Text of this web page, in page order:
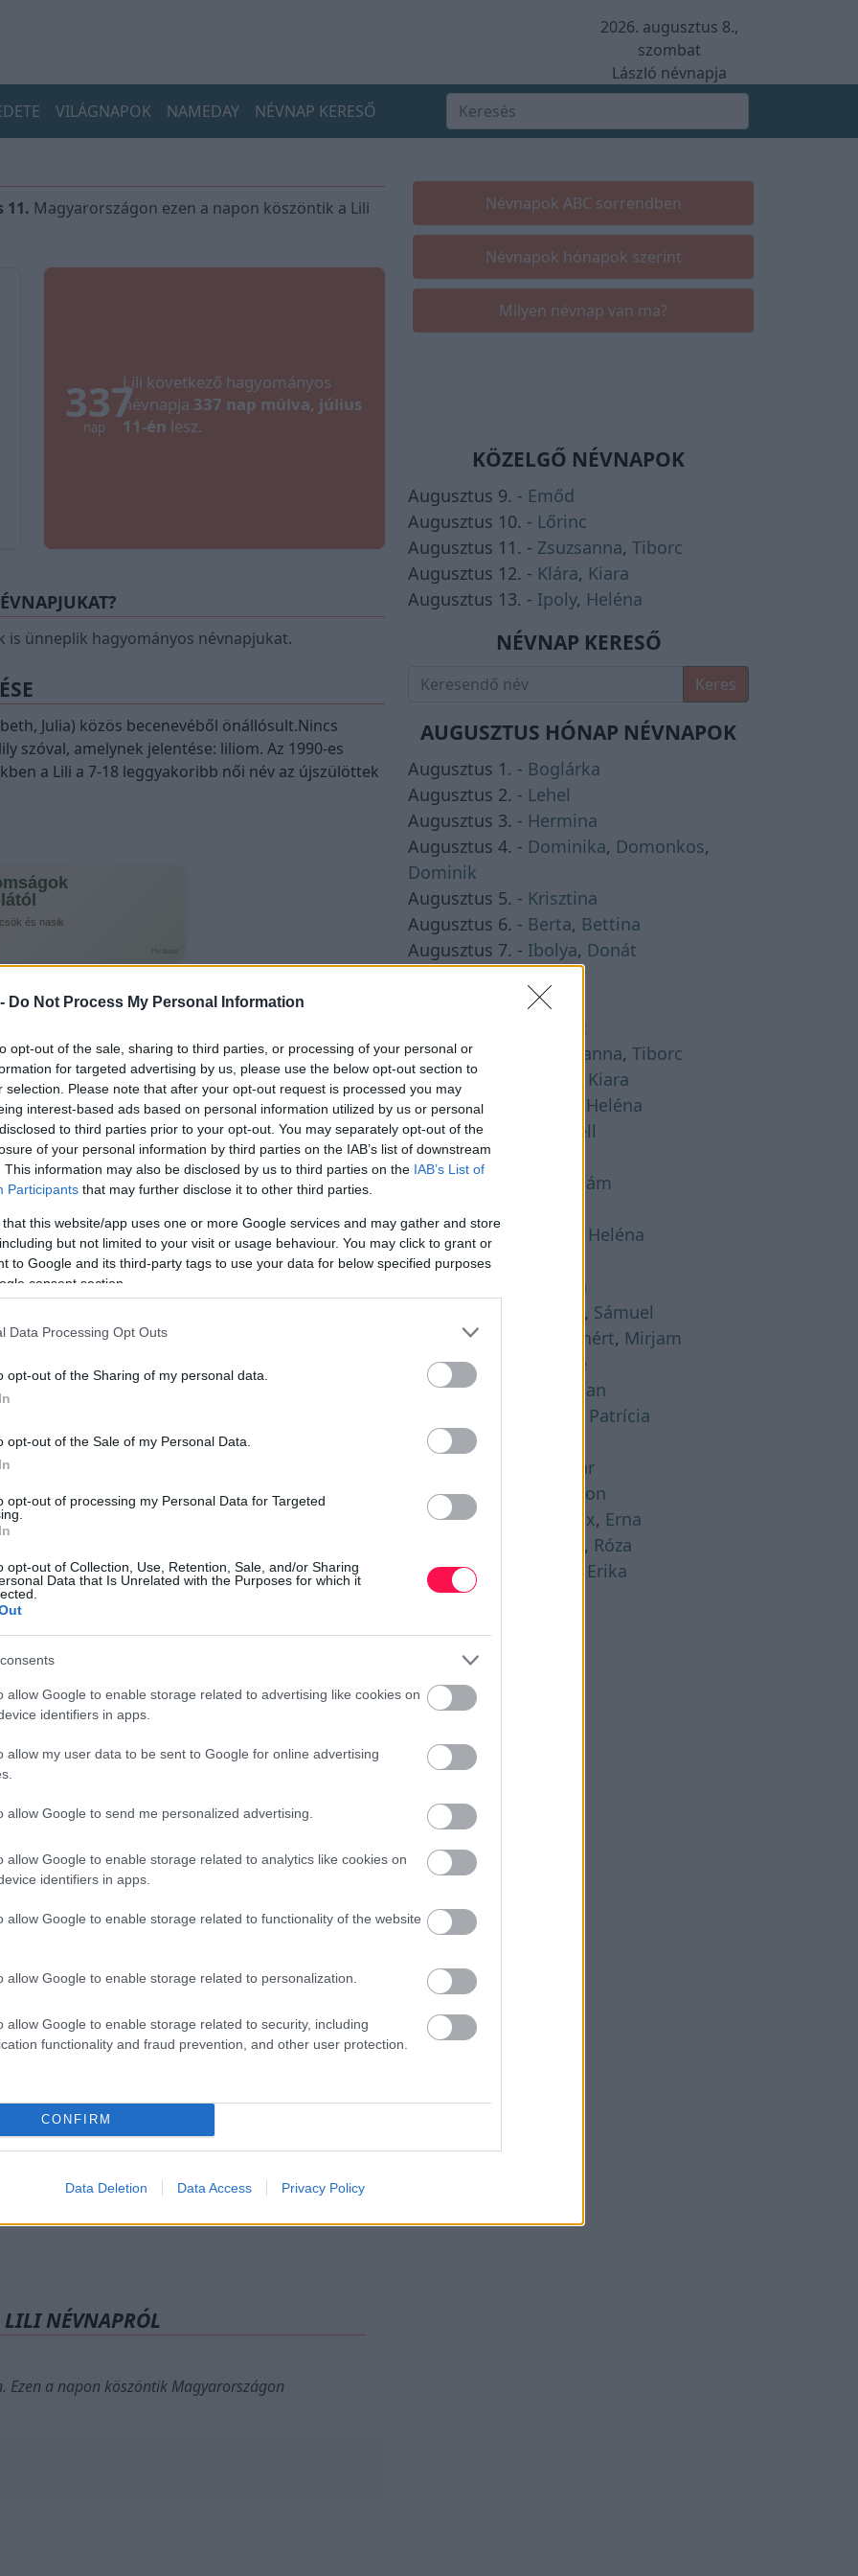
Do Not Process My Personal Information
opt-out of the sale, sharing to third parties, or processing of your personal or
for targeted advertising by us, please use the below opt-out section to
selection. Please note that after your opt-out request is processed you may
interest-based ads based on personal information utilized by us or personal
to third parties prior to your opt-out. You may separately opt-out of the
of your personal information by third parties on the IAB’s list of downstream
This information may also be disclosed by us to third parties on the IAB’s List of
Participants that may further disclose it to other third parties.
that this website/app uses one or more Google services and may gather and store
but not limited to your visit or usage behaviour. You may click to grant or
to Google and its third-party tags to use your data for below specified purposes
consent section.
Data Processing Opt Outs
opt-out of the Sharing of my personal data.
opt-out of the Sale of my Personal Data.
opt-out of processing my Personal Data for Targeted
opt-out of Collection, Use, Retention, Sale, and/or Sharing
Data that Is Unrelated with the Purposes for which it
allow Google to enable storage related to advertising like cookies on
identifiers in apps.
allow my user data to be sent to Google for online advertising
allow Google to send me personalized advertising.
allow Google to enable storage related to analytics like cookies on
identifiers in apps.
allow Google to enable storage related to functionality of the website
allow Google to enable storage related to personalization.
allow Google to enable storage related to security, including
functionality and fraud prevention, and other user protection.
CONFIRM
Data Deletion Data Access Privacy Policy
2026. augusztus 8.,
szombat
László névnapja
VILÁGNAPOK NAMEDAY NÉVNAP KERESŐ
11. Magyarországon ezen a napon köszöntik a Lili
337
nap
Lili következő hagyományos
névnapja 337 nap múlva, július
11-én lesz.
is ünneplik hagyományos névnapjukat.
Julia) közös becenevéből önállósult.Nincs
szóval, amelynek jelentése: liliom. Az 1990-es
a Lili a 7-18 leggyakoribb női név az újszülöttek
és nasik
jó egészséget és rengeteg szép pillanatot!
hogy szeretet, boldogság és vidámság
a mai napod!
Kívánom, hogy mindig olyan sok szeretetet és
te adsz másoknak. Boldog névnapot!
csajszinév az előző évben
2021-ben, a listát Hanna vezeti, csakúgy mint
A legnépszerűbb százban szerepel a Lana,
név 2020-ban 99. volt a listán, de 2021-ben már
érdekelhet
LILI NÉVNAPRÓL
Ezen a napon köszöntik Magyarországon
Névnapok ABC sorrendben
Névnapok hónapok szerint
Milyen névnap van ma?
KÖZELGŐ NÉVNAPOK
Augusztus 9. - Emőd
Augusztus 10. - Lőrinc
Augusztus 11. - Zsuzsanna, Tiborc
Augusztus 12. - Klára, Kiara
Augusztus 13. - Ipoly, Heléna
NÉVNAP KERESŐ
Keres
AUGUSZTUS HÓNAP NÉVNAPOK
Augusztus 1. - Boglárka
Augusztus 2. - Lehel
Augusztus 3. - Hermina
Augusztus 4. - Dominika, Domonkos,
Dominik
Augusztus 5. - Krisztina
Augusztus 6. - Berta, Bettina
Augusztus 7. - Ibolya, Donát
Emőd
Lőrinc
Augusztus 11. -
Zsuzsanna, Tiborc
Augusztus 12. -
Kiara
Augusztus 13. -
Heléna
Augusztus 14. -
Marcell
Augusztus 15. -
Ábrahám
Augusztus 18. -
Heléna
Augusztus 19. -
István
, Sámuel
Augusztus 22. -
Menyhért, Mirjam
Augusztus 23. -
Bence
Augusztus 24. -
Bertalan
Patrícia
Augusztus 26. -
Gáspár
Augusztus 28. -
Ágoston
Augusztus 29. -
Beatrix, Erna
, Róza
Augusztus 31. -
Erika